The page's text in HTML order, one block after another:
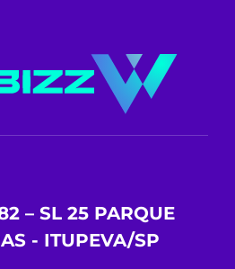
– SL 25 PARQUE
- ITUPEVA/SP